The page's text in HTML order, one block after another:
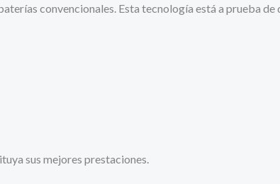
convencionales. Esta tecnología está a prueba de
sus mejores prestaciones.